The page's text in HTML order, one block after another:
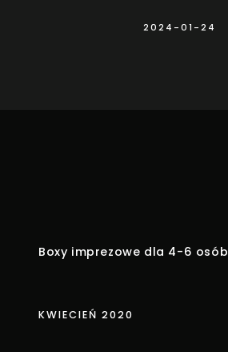
2024-01-24
Boxy imprezowe dla 4-6 osób
KWIECIEŃ 2020